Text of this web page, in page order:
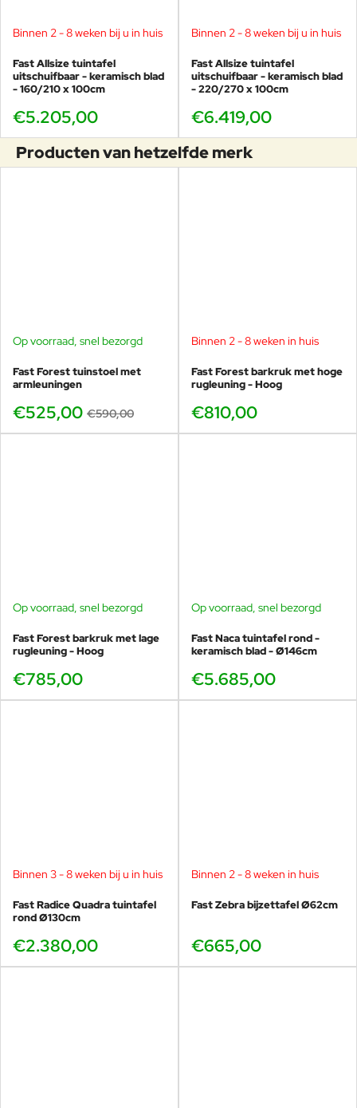
zowel strategisch advies als merk- en productcommunicatie. Hij
geeft cursussen en workshops aan universiteiten, vooral in
Barcelona. Zijn aanpak richt zich op het verkleinen van de
subjectiviteit van de ontwerper bij het observeren van de
werkelijkheid, om zo een meer indringende en solide kritische
geest te ontwikkelen.
Binnen 2 - 8 weken bij u in huis
Fast Allsize tuintafel
uitschuifbaar - keramisch blad
- 160/210 x 100cm
€5.205,00
Binnen 2 - 8 weken bij u in huis
Fast Allsize tuintafel
uitschuifbaar - keramisch blad
- 220/270 x 100cm
€6.419,00
Producten van hetzelfde merk
-11%
Op voorraad, snel bezorgd
Fast Forest tuinstoel met
armleuningen
€525,00 €590,00
Binnen 2 - 8 weken in huis
Fast Forest barkruk met hoge
rugleuning - Hoog
€810,00
Op voorraad, snel bezorgd
Fast Forest barkruk met lage
rugleuning - Hoog
€785,00
Op voorraad, snel bezorgd
Fast Naca tuintafel rond -
keramisch blad - Ø146cm
€5.685,00
Binnen 3 - 8 weken bij u in huis
Fast Radice Quadra tuintafel
rond Ø130cm
€2.380,00
Binnen 2 - 8 weken in huis
Fast Zebra bijzettafel Ø62cm
€665,00